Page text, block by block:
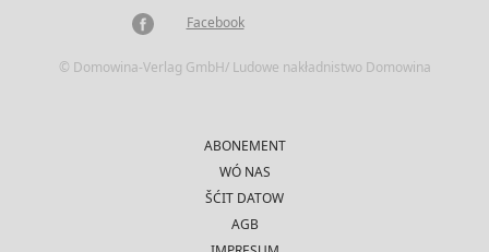
Facebook
© Domowina-Verlag GmbH/ Ludowe nakładnistwo Domowina
ABONEMENT
WÓ NAS
ŠĆIT DATOW
AGB